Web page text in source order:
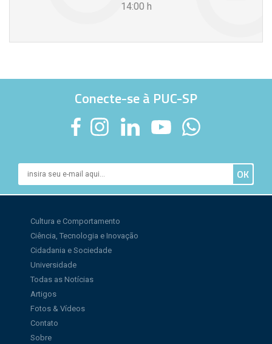
14:00 h
Conecte-se à PUC-SP
Cultura e Comportamento
Ciência, Tecnologia e Inovação
Cidadania e Sociedade
Universidade
Todas as Notícias
Artigos
Fotos & Vídeos
Contato
Sobre